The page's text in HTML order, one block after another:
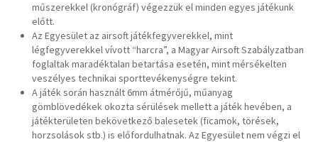
műszerekkel (kronógráf) végezzük el minden egyes játékunk
előtt.
Az Egyesület az airsoft játékfegyverekkel, mint
légfegyverekkel vívott “harcra”, a Magyar Airsoft Szabályzatban
foglaltak maradéktalan betartása esetén, mint mérsékelten
veszélyes technikai sporttevékenységre tekint.
A játék során használt 6mm átmérőjű, műanyag
gömblövedékek okozta sérülések mellett a játék hevében, a
játékterületen bekövetkező balesetek (ficamok, törések,
horzsolások stb.) is előfordulhatnak. Az Egyesület nem végzi el